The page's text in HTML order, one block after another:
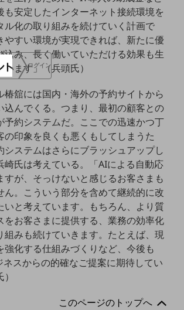
ログイン
報
元管理
ーション)
も安定したインターネット接続環境を
ル化の取り組みを続けていく計画で
やすい環境が実現できれば、新たに優
込み、長く働いていただける効果も生
ます」（兵頭氏）
椿舘には国内・海外の予約サイトから
込んでくる。つまり、最初の顧客との
予約システムだ。ここでの迅速かつ丁
の印象を良くも悪くもしてしまうた
システムはさらにブラッシュアップし
崎氏は考えている。「AIによる自動応
すが、そっけないと感じるお客さまも
ん。こういう部分を含めて継続的に改
いと考えています。もちろん、より質
をお客さまに提供する、業務の効率化
組みも続けていきます。たとえば、現
強化する仕組みづくりなど、今後も
ネスからの的確なご提案に期待してい
このページのトップへ